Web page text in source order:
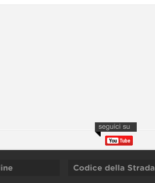
Codice della Strada